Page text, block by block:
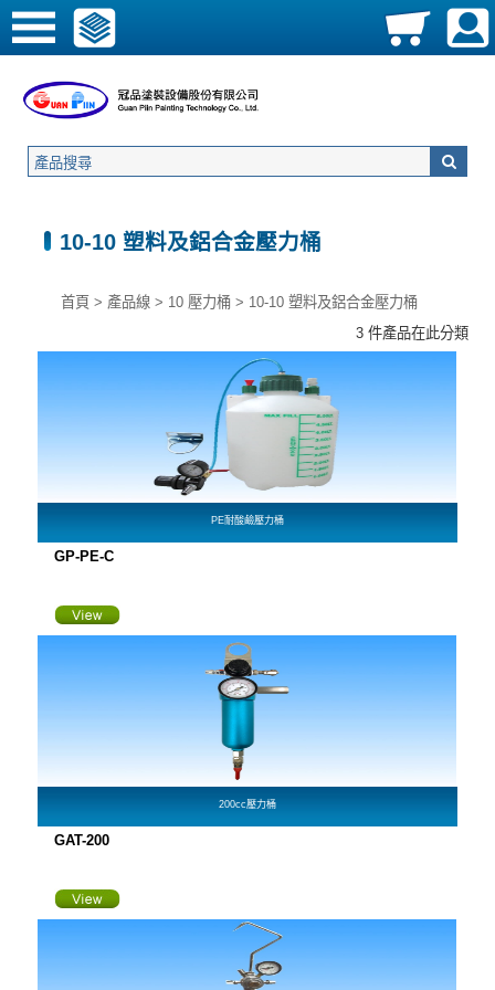
10-10 塑料及鋁合金壓力桶
首頁 > 產品線 > 10 壓力桶 > 10-10 塑料及鋁合金壓力桶
3 件產品在此分類
PE耐酸鹼壓力桶
GP-PE-C
200cc壓力桶
GAT-200